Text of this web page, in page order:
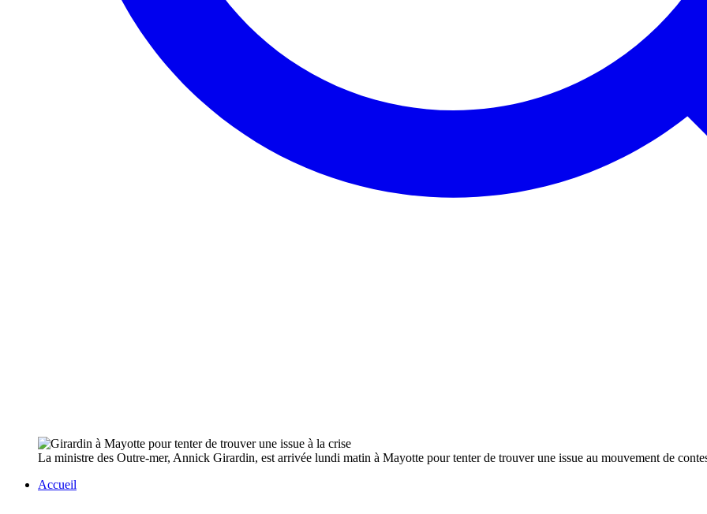
La ministre des Outre-mer, Annick Girardin, est arrivée lundi matin à Mayotte pour tenter de trouver une issue au mouvement de
Accueil